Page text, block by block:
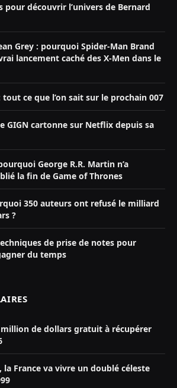
pour découvrir l’univers de Bernard
Grey : pourquoi Spider-Man Brand
lancement caché des X-Men dans le
tout ce que l’on sait sur le prochain 007
GIGN cartonne sur Netflix depuis sa
George R.R. Martin n’a
la fin de Game of Thrones
350 auteurs ont refusé le milliard
?
de prise de notes pour
du temps
million de dollars gratuit à récupérer
la France va vivre un doublé céleste